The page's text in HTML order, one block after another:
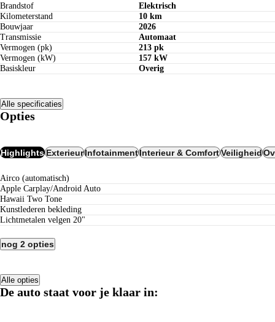
Brandstof
Elektrisch
Kilometerstand
10 km
Bouwjaar
2026
Transmissie
Automaat
Vermogen (pk)
213 pk
Vermogen (kW)
157 kW
Basiskleur
Overig
Alle specificaties
Opties
HighlightsExterieurInfotainmentInterieur & ComfortVeiligheid
airco (automatisch)
Apple Carplay/Android Auto
Hawaii Two Tone
kunstlederen bekleding
lichtmetalen velgen 20"
nog 2 opties
Alle opties
De auto staat voor je klaar in: